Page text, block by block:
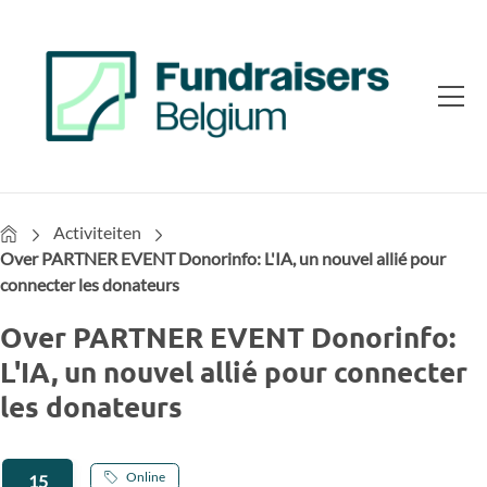
HomeActiviteiten
Over PARTNER EVENT Donorinfo: L'IA, un nouvel allié pour
connecter les donateurs
Over PARTNER EVENT Donorinfo:
L'IA, un nouvel allié pour connecter
les donateurs
15 Online